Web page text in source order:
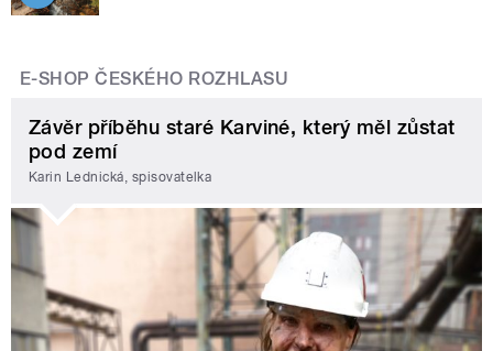
E-SHOP ČESKÉHO ROZHLASU
Závěr příběhu staré Karviné, který měl zůstat
pod zemí
Karin Lednická, spisovatelka